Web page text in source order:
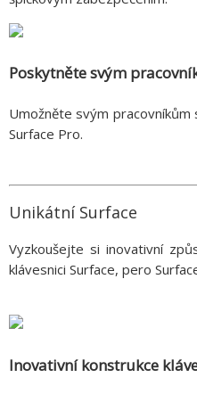
Poskytněte svým
Umožněte svým
Surface Pro.
Unikátní Surface
Vyzkoušejte si inovativní
klávesnici Surface, pero
Inovativní konstrukce